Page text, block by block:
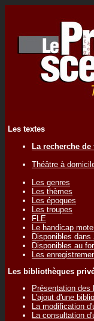
Les textes
La recherche de
Théâtre à
Les genres
Les thèmes
Les époques
Les troupes
FLE
Le handicap
Disponibles dans
Disponibles au
Les
Les bibliothèques
Présentation des
L'ajout d'une
La modification
La consultation